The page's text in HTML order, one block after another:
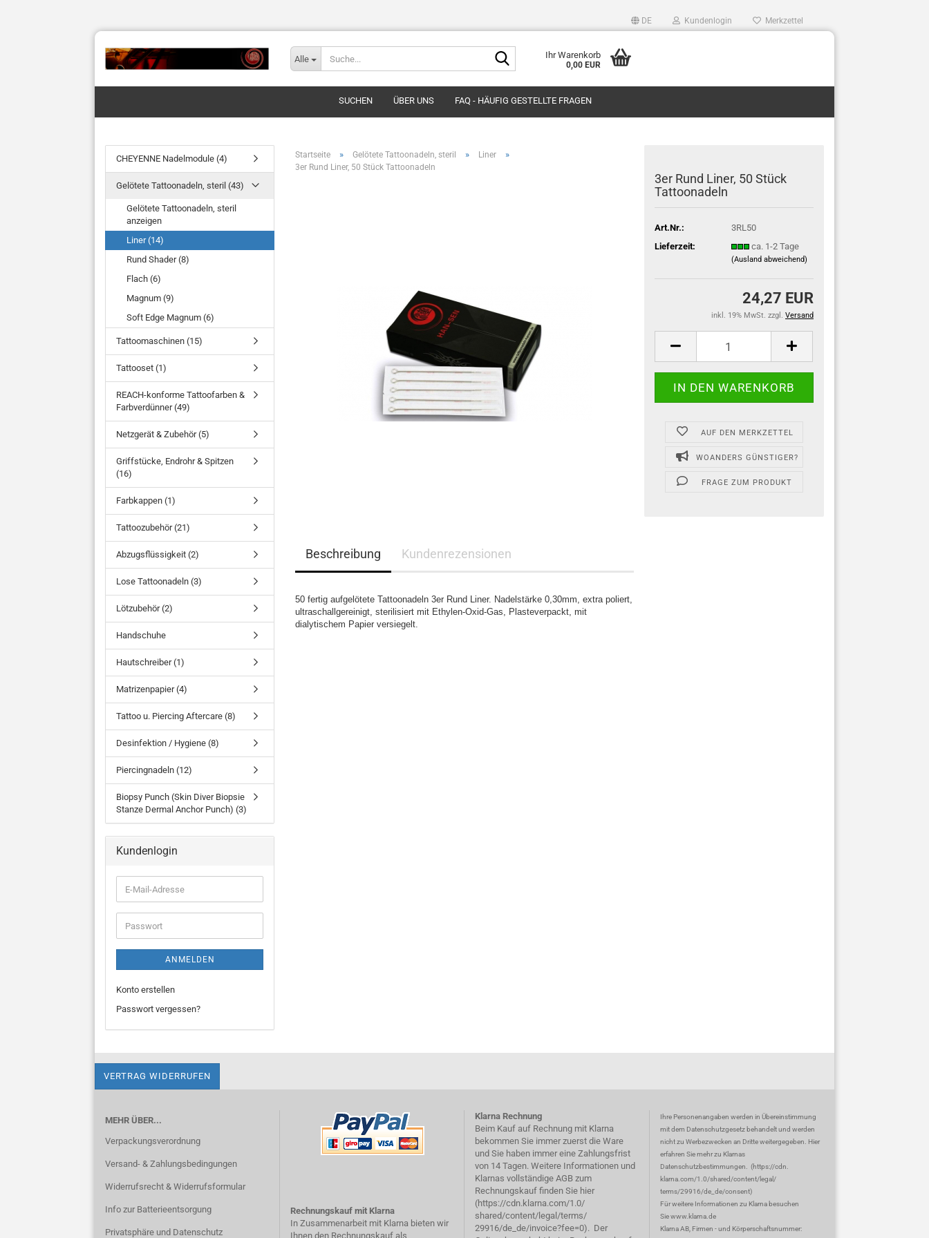
DE Kundenlogin Merkzettel
Alle Ihr Warenkorb
0,00 EUR
SUCHEN ÜBER UNS FAQ - HÄUFIG GESTELLTE FRAGEN
Startseite » Gelötete Tattoonadeln, steril » Liner »
3er Rund Liner, 50 Stück Tattoonadeln
3er Rund Liner, 50 Stück
Tattoonadeln
Art.Nr.:
3RL50
Lieferzeit:
ca. 1-2 Tage
(Ausland abweichend)
24,27 EUR
inkl. 19% MwSt. zzgl. Versand
AUF DEN MERKZETTEL
WOANDERS GÜNSTIGER?
FRAGE ZUM PRODUKT
Beschreibung Kundenrezensionen
50 fertig aufgelötete Tattoonadeln 3er Rund Liner. Nadelstärke 0,30mm, extra poliert,
ultraschallgereinigt, sterilisiert mit Ethylen-Oxid-Gas, Plasteverpackt, mit
dialytischem Papier versiegelt.
CHEYENNE Nadelmodule (4)
Gelötete Tattoonadeln, steril (43)
Gelötete Tattoonadeln, steril
anzeigen
Liner (14)
Rund Shader (8)
Flach (6)
Magnum (9)
Soft Edge Magnum (6)
Tattoomaschinen (15)
Tattooset (1)
REACH-konforme Tattoofarben &
Farbverdünner (49)
Netzgerät & Zubehör (5)
Griffstücke, Endrohr & Spitzen
(16)
Farbkappen (1)
Tattoozubehör (21)
Abzugsflüssigkeit (2)
Lose Tattoonadeln (3)
Lötzubehör (2)
Handschuhe
Hautschreiber (1)
Matrizenpapier (4)
Tattoo u. Piercing Aftercare (8)
Desinfektion / Hygiene (8)
Piercingnadeln (12)
Biopsy Punch (Skin Diver Biopsie
Stanze Dermal Anchor Punch) (3)
Kundenlogin
E-
Mail-
Adresse
Passwort
ANMELDEN
Konto erstellen
Passwort vergessen?
VERTRAG WIDERRUFEN
MEHR ÜBER...
Verpackungsverordnung
Versand- & Zahlungsbedingungen
Widerrufsrecht & Widerrufsformular
Info zur Batterieentsorgung
Privatsphäre und Datenschutz
Rechnungskauf mit Klarna
In Zusammenarbeit mit Klarna bieten wir
Ihnen den Rechnungskauf als
Klarna Rechnung
Beim Kauf auf Rechnung mit Klarna
bekommen Sie immer zuerst die Ware
und Sie haben immer eine Zahlungsfrist
von 14 Tagen. Weitere Informationen und
Klarnas vollständige AGB zum
Rechnungskauf finden Sie hier
(https://cdn.klarna.com/1.0/
shared/content/legal/terms/
29916/de_de/invoice?fee=0). Der
Ihre Personenangaben werden in Übereinstimmung
mit dem Datenschutzgesetz behandelt und werden
nicht zu Werbezwecken an Dritte weitergegeben. Hier
erfahren Sie mehr zu Klarnas
Datenschutzbestimmungen.
(https://cdn.
klarna.com/1.0/shared/content/legal/
terms/29916/de_de/consent)
Für weitere Informationen zu Klarna besuchen
Siewww.klarna.de
Klarna AB, Firmen - und Körperschaftsnummer: